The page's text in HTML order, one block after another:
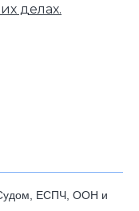
делах.
Судом, ЕСПЧ, ООН и